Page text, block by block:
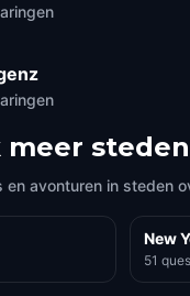
meer steden
en avonturen in steden
New
51